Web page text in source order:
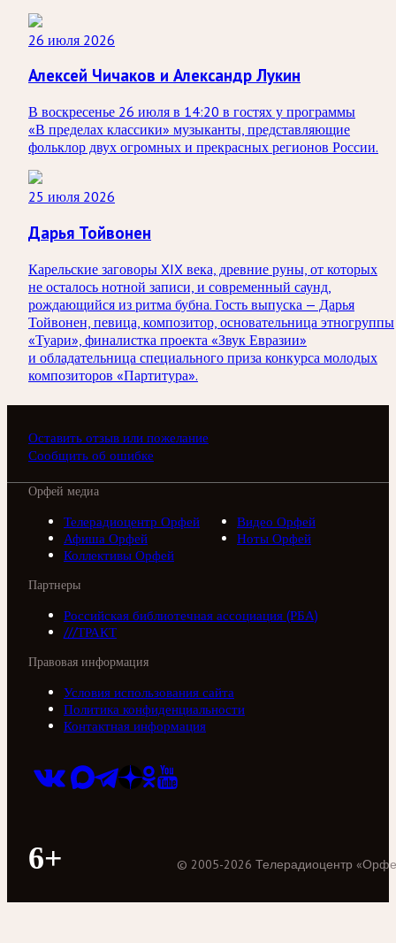
26 июля 2026
Алексей Чичаков и Александр Лукин
В воскресенье 26 июля в 14:20 в гостях у программы
«В пределах классики» музыканты, представляющие
фольклор двух огромных и прекрасных регионов России.
25 июля 2026
Дарья Тойвонен
Карельские заговоры XIX века, древние руны, от которых
не осталось нотной записи, и современный саунд,
рождающийся из ритма бубна. Гость выпуска — Дарья
Тойвонен, певица, композитор, основательница этногруппы
«Туари», финалистка проекта «Звук Евразии»
и обладательница специального приза конкурса молодых
композиторов «Партитура».
Оставить отзыв или пожелание
Сообщить об ошибке
Орфей медиа
Телерадиоцентр Орфей
Видео Орфей
Афиша Орфей
Ноты Орфей
Коллективы Орфей
Партнеры
Российская библиотечная ассоциация (РБА)
///ТРАКТ
Правовая информация
Условия использования сайта
Политика конфиденциальности
Контактная информация
6+ © 2005-2026 Телерадиоцентр